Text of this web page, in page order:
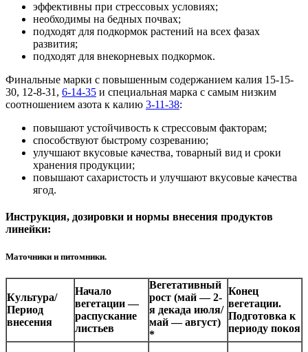
эффективны при стрессовых условиях;
необходимы на бедных почвах;
подходят для подкормок растений на всех фазах
развития;
подходят для внекорневых подкормок.
Финальные марки с повышенным содержанием калия 15-15-
30, 12-8-31, 6-14-35 и специальная марка с самым низким
соотношением азота к калию 3-11-38:
повышают устойчивость к стрессовым факторам;
способствуют быстрому созреванию;
улучшают вкусовые качества, товарный вид и сроки
хранения продукции;
повышают сахаристость и улучшают вкусовые качества
ягод.
Инструкция, дозировки и нормы внесения продуктов
линейки:
Маточники и питомники.
Культура/
Период
внесения
Начало
вегетации —
распускание
листьев
Вегетативный
рост (май — 2-
я декада июля/
май — август)
*
Конец
вегетации.
Подготовка к
периоду покоя